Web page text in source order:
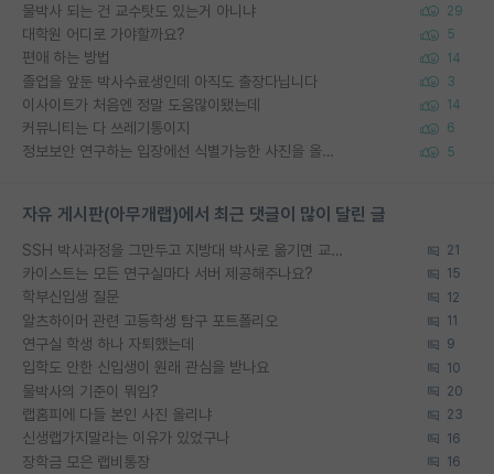
물박사 되는 건 교수탓도 있는거 아니냐 29
대학원 어디로 가야할까요? 5
편애 하는 방법 14
졸업을 앞둔 박사수료생인데 아직도 출장다닙니다 3
이사이트가 처음엔 정말 도움많이됐는데 14
커뮤니티는 다 쓰레기통이지 6
정보보안 연구하는 입장에선 식별가능한 사진을 올리는건 비추이긴함 5
자유 게시판(아무개랩)에서 최근 댓글이 많이 달린 글
SSH 박사과정을 그만두고 지방대 박사로 옮기면 교수의 꿈은 끝일까요? 21
카이스트는 모든 연구실마다 서버 제공해주나요? 15
학부신입생 질문 12
알츠하이머 관련 고등학생 탐구 포트폴리오 11
연구실 학생 하나 자퇴했는데 9
입학도 안한 신입생이 원래 관심을 받나요 10
물박사의 기준이 뭐임? 20
랩홈피에 다들 본인 사진 올리냐 23
신생랩가지말라는 이유가 있었구나 16
장학금 모은 랩비통장 16